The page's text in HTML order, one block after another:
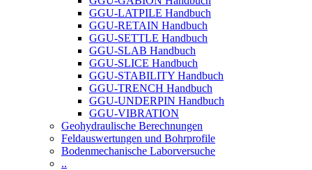
GGU-LATPILE Handbuch
GGU-RETAIN Handbuch
GGU-SETTLE Handbuch
GGU-SLAB Handbuch
GGU-SLICE Handbuch
GGU-STABILITY Handbuch
GGU-TRENCH Handbuch
GGU-UNDERPIN Handbuch
GGU-VIBRATION
Geohydraulische Berechnungen
Feldauswertungen und Bohrprofile
Bodenmechanische Laborversuche
..